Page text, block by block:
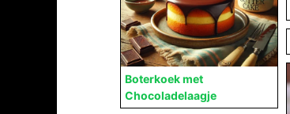
Boterkoek met
Chocoladelaagje